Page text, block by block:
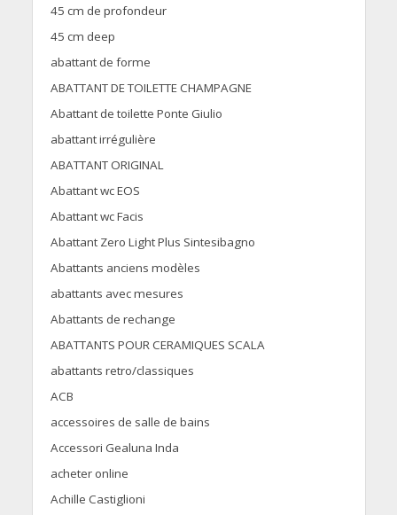
45 cm de profondeur
45 cm deep
abattant de forme
ABATTANT DE TOILETTE CHAMPAGNE
Abattant de toilette Ponte Giulio
abattant irrégulière
ABATTANT ORIGINAL
Abattant wc EOS
Abattant wc Facis
Abattant Zero Light Plus Sintesibagno
Abattants anciens modèles
abattants avec mesures
Abattants de rechange
ABATTANTS POUR CERAMIQUES SCALA
abattants retro/classiques
ACB
accessoires de salle de bains
Accessori Gealuna Inda
acheter online
Achille Castiglioni